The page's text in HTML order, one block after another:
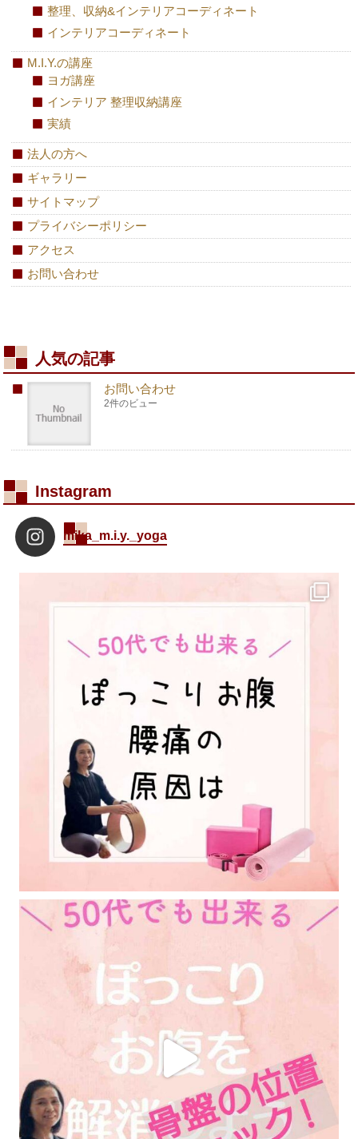
整理、収納&インテリアコーディネート
インテリアコーディネート
M.I.Y.の講座
ヨガ講座
インテリア 整理収納講座
実績
法人の方へ
ギャラリー
サイトマップ
プライバシーポリシー
アクセス
お問い合わせ
人気の記事
お問い合わせ
2件のビュー
Instagram
mika_m.i.y._yoga